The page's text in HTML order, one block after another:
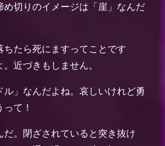
切りのイメージは「崖」なんだ
たら死にますってことです
近づきもしません。
」なんだよね。哀しいけれど勇
て！
。閉ざされていると突き抜け